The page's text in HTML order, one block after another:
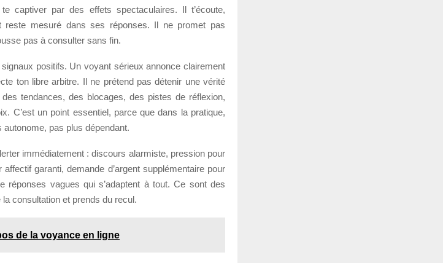
captiver par des effets spectaculaires. Il t’écoute,
reste mesuré dans ses réponses. Il ne promet pas
pas à consulter sans fin.
positifs. Un voyant sérieux annonce clairement
ton libre arbitre. Il ne prétend pas détenir une vérité
tendances, des blocages, des pistes de réflexion,
C’est un point essentiel, parce que dans la pratique,
pas plus dépendant.
immédiatement : discours alarmiste, pression pour
garanti, demande d’argent supplémentaire pour
réponses vagues qui s’adaptent à tout. Ce sont des
consultation et prends du recul.
de la voyance en ligne